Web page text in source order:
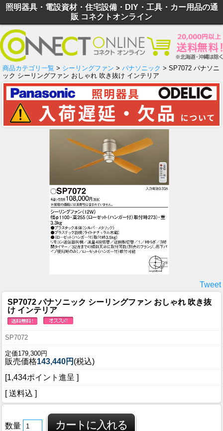
照明器具・電設資材・住宅設備・DIY・工具・カー用品の通
販 コネクトオンライン
商品カテゴリ一覧 > シーリングファン > パナソニック > SP7072 パナソニ
ック シーリングファン おしゃれ 吹き抜け インテリア
Tweet
SP7072 パナソニック シーリングファン おしゃれ 吹き抜
け インテリア
SP7072
定価179,300円
販売価格143,440円 (税込)
[1,434ポイント進呈 ]
[ 送料込 ]
数量